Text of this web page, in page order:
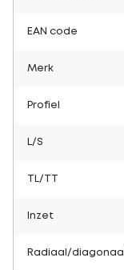
EAN code
Merk
Profiel
L/S
TL/TT
Inzet
Radiaal/diagonaal